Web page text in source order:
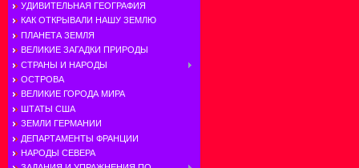
УДИВИТЕЛЬНАЯ ГЕОГРАФИЯ
КАК ОТКРЫВАЛИ НАШУ ЗЕМЛЮ
ПЛАНЕТА ЗЕМЛЯ
ВЕЛИКИЕ ЗАГАДКИ ПРИРОДЫ
СТРАНЫ И НАРОДЫ
ОСТРОВА
ВЕЛИКИЕ ГОРОДА МИРА
ШТАТЫ США
ЗЕМЛИ ГЕРМАНИИ
ДЕПАРТАМЕНТЫ ФРАНЦИИ
НАРОДЫ СЕВЕРА